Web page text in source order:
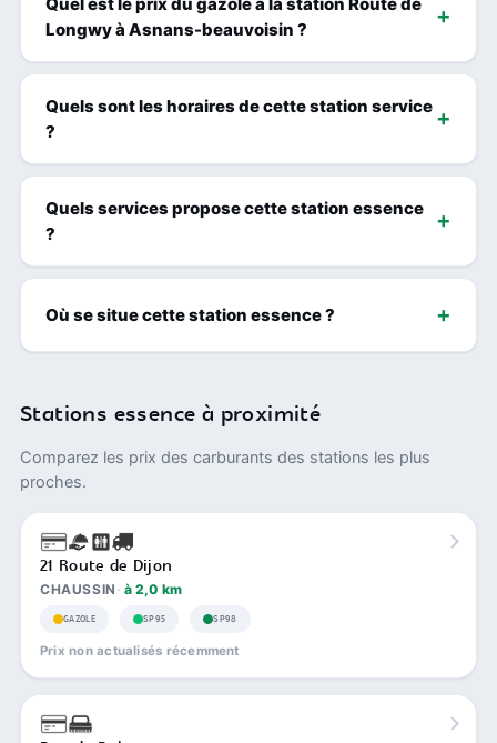
Longwy à Asnans-beauvoisin ?
Quels sont les horaires de cette station service
?
Quels services propose cette station essence
?
Où se situe cette station essence ?
Stations essence à proximité
Comparez les prix des carburants des stations les plus
proches.
21 Route de Dijon
CHAUSSIN à 2,0 km
GAZOLE SP95 SP98
Prix non actualisés récemment